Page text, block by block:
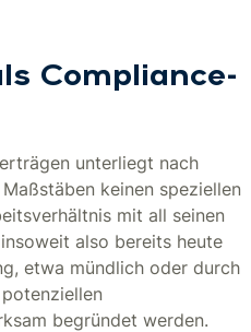
Compliance-
unterliegt nach
keinen speziellen
mit all seinen
also bereits heute
etwa mündlich oder durch
begründet werden.